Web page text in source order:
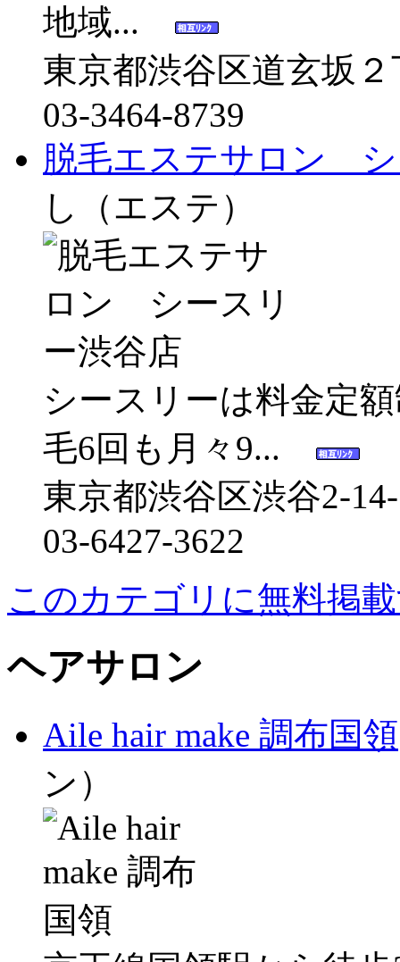
地域...
東京都渋谷区道玄坂２
03-3464-8739
脱毛エステサロン シ
し（エステ）
シースリーは料金定
毛6回も月々9...
東京都渋谷区渋谷2-
03-6427-3622
このカテゴリに無料掲
ヘアサロン
Aile hair make 調布国領
ン）